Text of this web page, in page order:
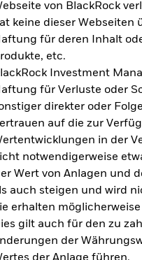
von BlackRock
keine dieser
für deren Inhalt
etc.
Investment
für Verluste oder
direkter oder
auf die zur
in der
notwendigerweise
Wert von Anlagen und
auch steigen und wird
erhalten
gilt auch für den zu
der